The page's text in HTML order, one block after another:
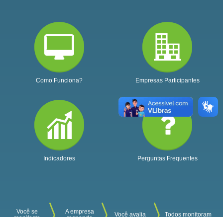
Como Funciona? Empresas Participantes
Indicadores Perguntas Frequentes
Você se
A empresa
Você avalia Todos monitoram